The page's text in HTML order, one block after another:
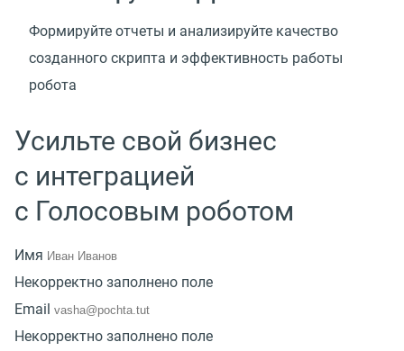
Формируйте отчеты и анализируйте качество
созданного скрипта и эффективность работы
робота
Усильте свой бизнес
с интеграцией
с Голосовым роботом
Имя
Некорректно заполнено поле
Email
Некорректно заполнено поле